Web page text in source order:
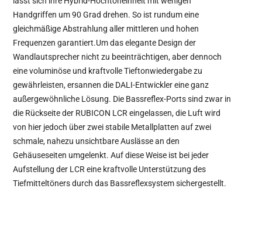
Handgriffen um 90 Grad drehen. So ist rundum eine
gleichmäßige Abstrahlung aller mittleren und hohen
Frequenzen garantiert.Um das elegante Design der
Wandlautsprecher nicht zu beeinträchtigen, aber dennoch
eine voluminöse und kraftvolle Tieftonwiedergabe zu
gewährleisten, ersannen die DALI-Entwickler eine ganz
außergewöhnliche Lösung. Die Bassreflex-Ports sind zwar in
die Rückseite der RUBICON LCR eingelassen, die Luft wird
von hier jedoch über zwei stabile Metallplatten auf zwei
schmale, nahezu unsichtbare Auslässe an den
Gehäuseseiten umgelenkt. Auf diese Weise ist bei jeder
Aufstellung der LCR eine kraftvolle Unterstützung des
Tiefmitteltöners durch das Bassreflexsystem sichergestellt.